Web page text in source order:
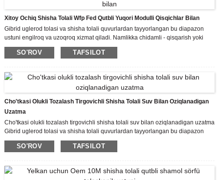
Xitoy Ochiq Shisha Tolali Wfp Fed Qutbli Yuqori Modulli Qisqichlar Bilan
Gibrid uglerod tolasi va shisha tolali quvurlardan tayyorlangan bu diapazon
ustuni engilroq va uzoqroq xizmat qiladi. Namlikka chidamli - qisqarish yoki
kengayish yo'q
Kimyoviy qarshilik - kislota va gidroksidi qarshilik
boshqa qismlar ham mavjud, masalan, 5/8-11 o'rnatish iplari va boshqalar.
SO'ROV TAFSILOT
Cho'tkasi Olukli Tozalash Tirgovichli Shisha Tolali Suv Bilan Oziqlanadigan
Uzatma
Cho'tkasi olukli tozalash tirgovichli shisha tolali suv bilan oziqlanadigan uzatma
Gibrid uglerod tolasi va shisha tolali quvurlardan tayyorlangan bu diapazon
ustuni engilroq va uzoqroq davom etadi. Asosiy sabab shundaki, umuman
kompozit quvurlardan foydalanishning eng katta afzalliklaridan biri bu
ko'rsatish qobiliyatidir, chunki u korroziyaga tushmaydi.
Odatda, biz faqat uglerod tolasi qutbini etkazib beramiz. Agar kerak bo'lsa,
SO'ROV TAFSILOT